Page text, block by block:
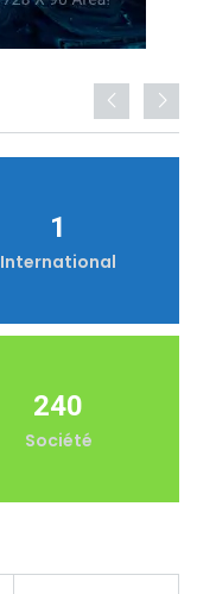
1
International
240
Société